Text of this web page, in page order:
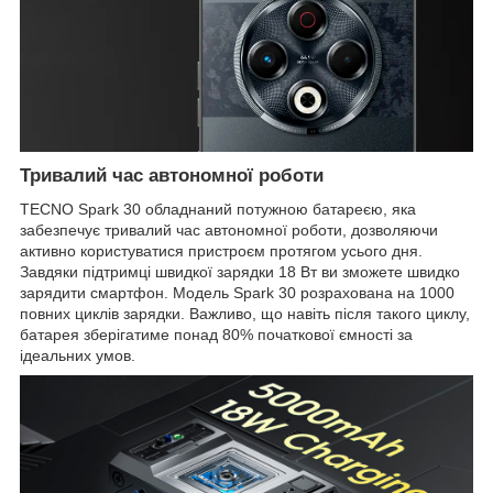
Тривалий час автономної роботи
TECNO Spark 30 обладнаний потужною батареєю, яка
забезпечує тривалий час автономної роботи, дозволяючи
активно користуватися пристроєм протягом усього дня.
Завдяки підтримці швидкої зарядки 18 Вт ви зможете швидко
зарядити смартфон. Модель Spark 30 розрахована на 1000
повних циклів зарядки. Важливо, що навіть після такого циклу,
батарея зберігатиме понад 80% початкової ємності за
ідеальних умов.